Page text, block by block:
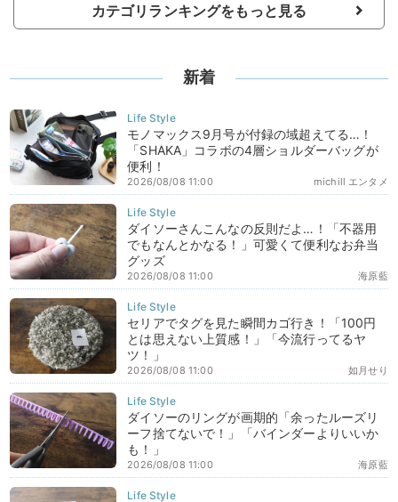
カテゴリランキングをもっと見る
新着
モノマックス9月号が付録の域超えてる…！
「SHAKA」コラボの4層ショルダーバッグが
便利！
michill エンタメ
2026/08/08 11:00
ダイソーさんこんなの反則だよ…！「不器用
でもなんとかなる！」可愛くて便利なお弁当
グッズ
海原藍
2026/08/08 11:00
セリアでタグを見た瞬間カゴ行き！「100円
とは思えない上質感！」「今流行ってるヤ
ツ！」
如月せり
2026/08/08 11:00
ダイソーのリングが画期的「余ったルーズリ
ーフ捨てないで！」「バインダーよりいいか
も！」
海原藍
2026/08/08 11:00